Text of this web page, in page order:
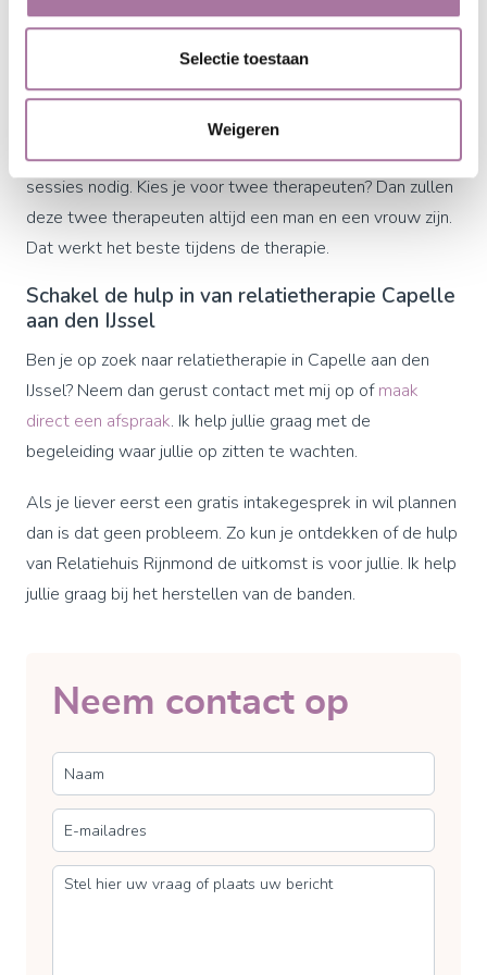
Selectie toestaan
Weigeren
Dekostenvan relatietherapie in Capelle aan den IJssel
keuze uit één of twee therapeuten.
Wanneer je kiest voor twee therapeuten heb je minder
sessies nodig. Kies je voor twee therapeuten? Dan zullen
deze twee therapeuten altijd een man en een vrouw zijn.
Dat werkt het beste tijdens de therapie.
Schakel de hulp in van relatietherapie Capelle
aan den IJssel
Ben je op zoek naar relatietherapie in Capelle aan den
IJssel? Neem dan gerust contact met mij op ofmaak
direct een afspraak. Ik help jullie graag met de
begeleiding waar jullie op zitten te wachten.
Als je liever eerst een gratis intakegesprek in wil plannen
dan is dat geen probleem. Zo kun je ontdekken of de hulp
van Relatiehuis Rijnmond de uitkomst is voor jullie. Ik help
jullie graag bij het herstellen van de banden.
Neem contact op